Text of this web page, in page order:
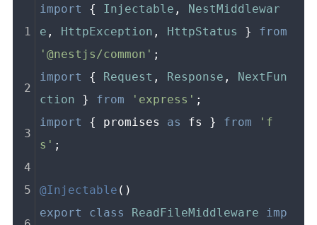
import { Injectable , NestMiddlewar
e , HttpException , HttpStatus } from
'@nestjs/common' ;
import
{ Request , Response , NextFun
ction } from 'express' ;
import
{ promises as fs } from
'f
s' ;
@Injectable ()
export
class ReadFileMiddleware
imp